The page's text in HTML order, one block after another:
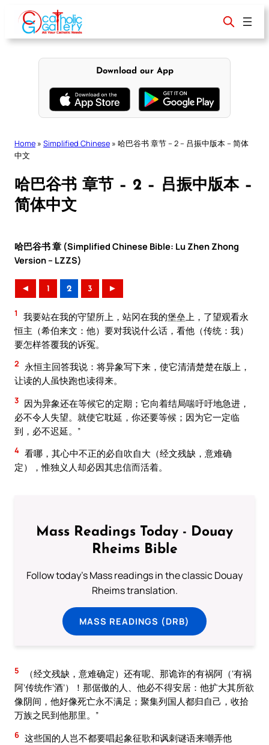
content
Download our App
Home » Simplified Chinese » 哈巴谷书 章节 – 2 – 吕振中版本 – 简体
中文
哈巴谷书 章节 – 2 – 吕振中版本 –
简体中文
哈巴谷书 章 (Simplified Chinese Bible: Lu Zhen Zhong
Version – LZZS)
◄ 1 2 3 ►
1
我要站在我的守望所上，站冈在我的堡垒上，了望观看永
恒主（希伯来文：他）要对我说什么话，看他（传统：我）
要怎样答覆我的诉冤。
2
永恒主回答我说：将异象写下来，使它清清楚楚在版上，
让读的人虽快跑也读得来。
3 因为异象还在等候它的定期；它向着结局喘吁吁地急进，
必不令人失望。就使它耽延，你还要等候；因为它一定临
到，必不迟延。”
4 看哪，其心中不正的必自吹自大（经文残缺，意难确
定），惟独义人却必因其忠信而活着。
Mass Readings Today - Douay
Rheims Bible
Follow today's Mass readings in the classic Douay
Rheims translation.
MASS READINGS (DRB)
5
（经文残缺，意难确定）还有呢、那诡诈的有祸阿（‘有祸
阿’传统作‘酒’）！那倨傲的人、他必不得安居：他扩大其所欲
像阴间，他好像死亡永不满足；聚集列国人都归自己，收拾
万族之民到他那里。”
6 这些国的人岂不都要唱起象征歌和讽刺谜语来嘲弄他